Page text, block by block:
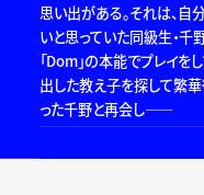
思い出がある。それは、
いと思っていた同級生・千
「Dom」の本能でプレイを
出した教え子を探して繁
った千野と再会し――